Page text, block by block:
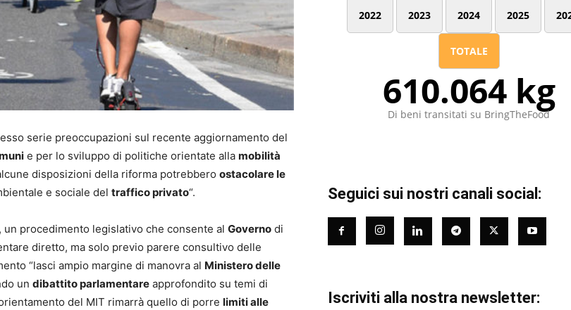
serie preoccupazioni sul recente aggiornamento del
e per lo sviluppo di politiche orientate alla mobilità
disposizioni della riforma potrebbero ostacolare le
e sociale del traffico privato“.
, un procedimento legislativo che consente al Governo di
diretto, ma solo previo parere consultivo delle
“lasci ampio margine di manovra al Ministero delle
un dibattito parlamentare approfondito su temi di
del MIT rimarrà quello di porre limiti alle
2022 2023 2024 2025
TOTALE
610.064 kg
Di beni transitati su BringTheFood
Seguici sui nostri canali social:
Iscriviti alla nostra newsletter: